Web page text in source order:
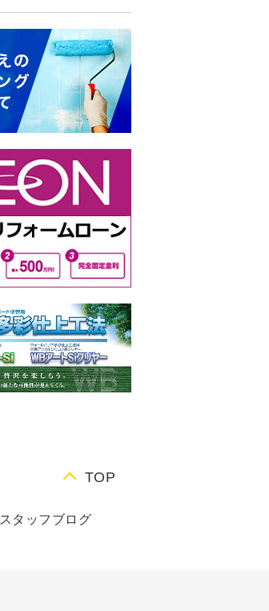
TOP
スタッフブログ